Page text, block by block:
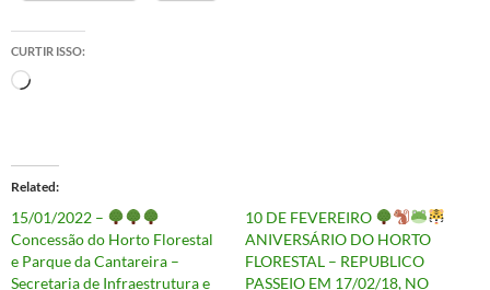
CURTIR ISSO:
Carregando...
Related
15/01/2022 –
Concessão do Horto Florestal
e Parque da Cantareira –
Secretaria de Infraestrutura e
10 DE FEVEREIRO
ANIVERSÁRIO DO HORTO
FLORESTAL – REPUBLICO
PASSEIO EM 17/02/18, NO